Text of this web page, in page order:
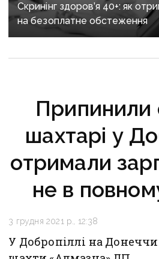
Скринінг здоров’я 40+: як
на безоплатне обстеження
Припинили
шахтарі у
отримали
не в
3 грудня 2021 р., 12:38
У Добропіллі на